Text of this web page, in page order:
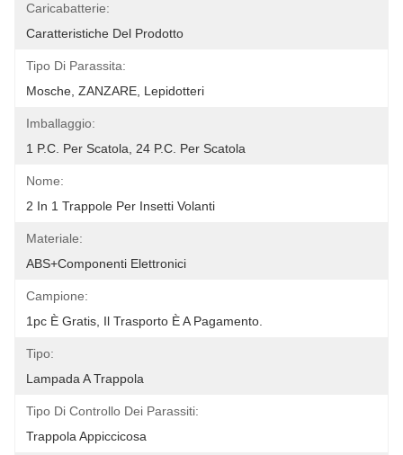
Caricabatterie:
Caratteristiche Del Prodotto
Tipo Di Parassita:
Mosche, ZANZARE, Lepidotteri
Imballaggio:
1 P.c. Per Scatola, 24 P.c. Per Scatola
Nome:
2 In 1 Trappole Per Insetti Volanti
Materiale:
ABS+componenti Elettronici
Campione:
1pc È Gratis, Il Trasporto È A Pagamento.
Tipo:
Lampada A Trappola
Tipo Di Controllo Dei Parassiti:
Trappola Appiccicosa